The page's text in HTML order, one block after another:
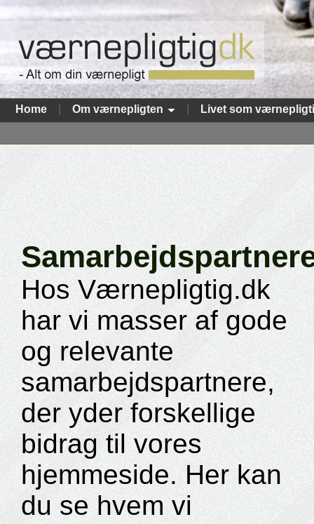
Home Om værnepligten Livet som
Hos Værnepligtig.dk
har vi masser af gode
og relevante
samarbejdspartnere,
der yder forskellige
bidrag til vores
hjemmeside. Her kan
du se hvem vi